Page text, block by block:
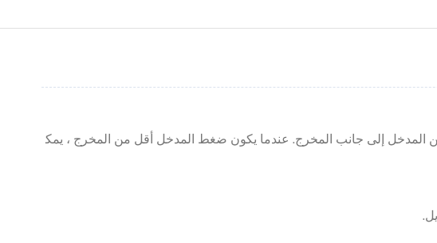
إلى جانب المخرج. عندما يكون ضغط المدخل أقل من المخرج ، يمك